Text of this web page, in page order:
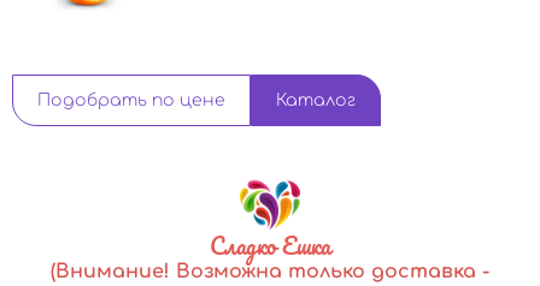
Подобрать по цене Каталог
Сладко Ешка
(Внимание! Возможна только доставка -